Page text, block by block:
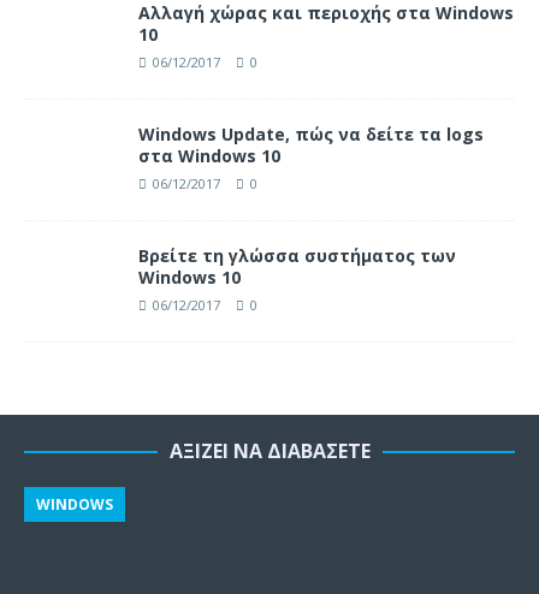
Αλλαγή χώρας και περιοχής στα Windows
10
06/12/2017 0
Windows Update, πώς να δείτε τα logs
στα Windows 10
06/12/2017 0
Βρείτε τη γλώσσα συστήματος των
Windows 10
06/12/2017 0
ΑΞΊΖΕΙ ΝΑ ΔΙΑΒΆΣΕΤΕ
WINDOWS